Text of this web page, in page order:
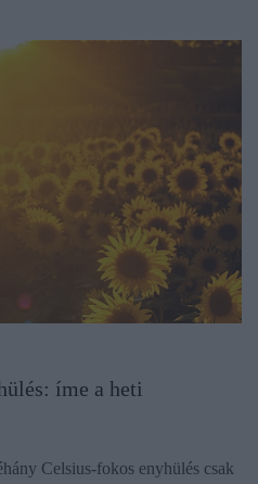
íme a heti
Celsius-fokos enyhülés csak